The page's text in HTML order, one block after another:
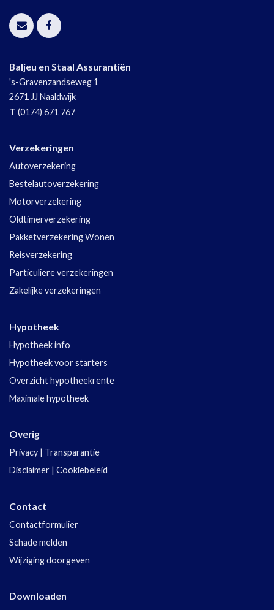
Baljeu en Staal Assurantiën
's-Gravenzandseweg 1
2671 JJ Naaldwijk
T (0174) 671 767
Verzekeringen
Autoverzekering
Bestelautoverzekering
Motorverzekering
Oldtimerverzekering
Pakketverzekering Wonen
Reisverzekering
Particuliere verzekeringen
Zakelijke verzekeringen
Hypotheek
Hypotheek info
Hypotheek voor starters
Overzicht hypotheekrente
Maximale hypotheek
Overig
Privacy | Transparantie
Disclaimer | Cookiebeleid
Contact
Contactformulier
Schade melden
Wijziging doorgeven
Downloaden